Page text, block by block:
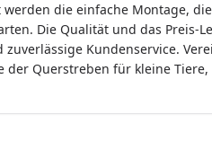
die einfache Montage,
Die Qualität und das Preis-
Kundenservice.
Querstreben für kleine Tiere,